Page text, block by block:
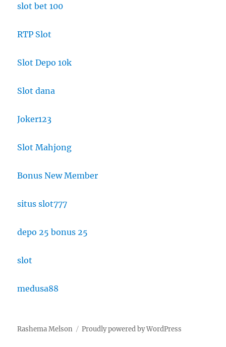
slot bet 100
RTP Slot
Slot Depo 10k
Slot dana
Joker123
Slot Mahjong
Bonus New Member
situs slot777
depo 25 bonus 25
slot
medusa88
Rashema Melson Proudly powered by WordPress